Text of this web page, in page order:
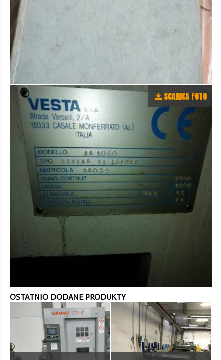
SCARICA FOTO
OSTATNIO DODANE PRODUKTY